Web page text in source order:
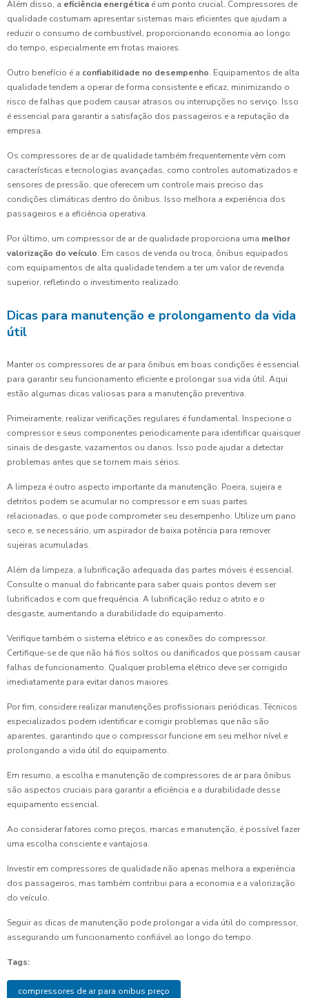
Além disso, a eficiência energética é um ponto crucial. Compressores de
qualidade costumam apresentar sistemas mais eficientes que ajudam a
reduzir o consumo de combustível, proporcionando economia ao longo
do tempo, especialmente em frotas maiores.
Outro benefício é a confiabilidade no desempenho. Equipamentos de alta
qualidade tendem a operar de forma consistente e eficaz, minimizando o
risco de falhas que podem causar atrasos ou interrupções no serviço. Isso
é essencial para garantir a satisfação dos passageiros e a reputação da
empresa.
Os compressores de ar de qualidade também frequentemente vêm com
características e tecnologias avançadas, como controles automatizados e
sensores de pressão, que oferecem um controle mais preciso das
condições climáticas dentro do ônibus. Isso melhora a experiência dos
passageiros e a eficiência operativa.
Por último, um compressor de ar de qualidade proporciona uma melhor
valorização do veículo. Em casos de venda ou troca, ônibus equipados
com equipamentos de alta qualidade tendem a ter um valor de revenda
superior, refletindo o investimento realizado.
Dicas para manutenção e prolongamento da vida
útil
Manter os compressores de ar para ônibus em boas condições é essencial
para garantir seu funcionamento eficiente e prolongar sua vida útil. Aqui
estão algumas dicas valiosas para a manutenção preventiva.
Primeiramente, realizar verificações regulares é fundamental. Inspecione o
compressor e seus componentes periodicamente para identificar quaisquer
sinais de desgaste, vazamentos ou danos. Isso pode ajudar a detectar
problemas antes que se tornem mais sérios.
A limpeza é outro aspecto importante da manutenção. Poeira, sujeira e
detritos podem se acumular no compressor e em suas partes
relacionadas, o que pode comprometer seu desempenho. Utilize um pano
seco e, se necessário, um aspirador de baixa potência para remover
sujeiras acumuladas.
Além da limpeza, a lubrificação adequada das partes móveis é essencial.
Consulte o manual do fabricante para saber quais pontos devem ser
lubrificados e com que frequência. A lubrificação reduz o atrito e o
desgaste, aumentando a durabilidade do equipamento.
Verifique também o sistema elétrico e as conexões do compressor.
Certifique-se de que não há fios soltos ou danificados que possam causar
falhas de funcionamento. Qualquer problema elétrico deve ser corrigido
imediatamente para evitar danos maiores.
Por fim, considere realizar manutenções profissionais periódicas. Técnicos
especializados podem identificar e corrigir problemas que não são
aparentes, garantindo que o compressor funcione em seu melhor nível e
prolongando a vida útil do equipamento.
Em resumo, a escolha e manutenção de compressores de ar para ônibus
são aspectos cruciais para garantir a eficiência e a durabilidade desse
equipamento essencial.
Ao considerar fatores como preços, marcas e manutenção, é possível fazer
uma escolha consciente e vantajosa.
Investir em compressores de qualidade não apenas melhora a experiência
dos passageiros, mas também contribui para a economia e a valorização
do veículo.
Seguir as dicas de manutenção pode prolongar a vida útil do compressor,
assegurando um funcionamento confiável ao longo do tempo.
Tags:
compressores de ar para onibus preço